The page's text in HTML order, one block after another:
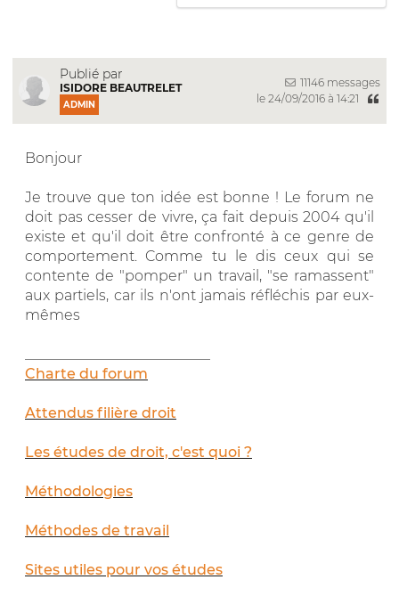
Publié par
ISIDORE BEAUTRELET
ADMIN
11146 messages
le 24/09/2016 à 14:21
Bonjour
Je trouve que ton idée est bonne ! Le forum ne
doit pas cesser de vivre, ça fait depuis 2004 qu'il
existe et qu'il doit être confronté à ce genre de
comportement. Comme tu le dis ceux qui se
contente de "pomper" un travail, "se ramassent"
aux partiels, car ils n'ont jamais réfléchis par eux-
mêmes
Charte du forum
Attendus filière droit
Les études de droit, c'est quoi ?
Méthodologies
Méthodes de travail
Sites utiles pour vos études